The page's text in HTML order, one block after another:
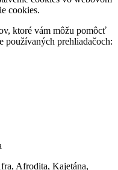
cookies.
ktoré vám môžu pomôcť
používaných prehliadačoch:
Afrodita, Kajetána,